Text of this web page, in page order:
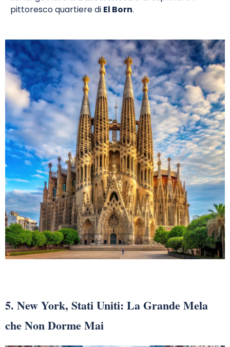
pittoresco quartiere di El Born.
5. New York, Stati Uniti: La Grande Mela
che Non Dorme Mai